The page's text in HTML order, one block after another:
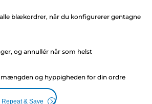
alle blækordrer, når du konfigurerer gentagne
og annullér når som helst
og hyppigheden for din ordre
& Save